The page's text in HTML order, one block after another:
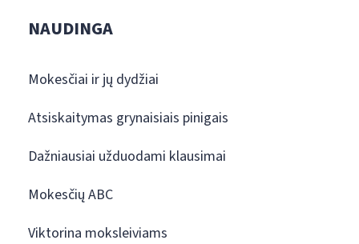
NAUDINGA
Mokesčiai ir jų dydžiai
Atsiskaitymas grynaisiais pinigais
Dažniausiai užduodami klausimai
Mokesčių ABC
Viktorina moksleiviams